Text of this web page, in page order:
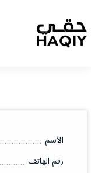
الأسم
رقم الهاتف